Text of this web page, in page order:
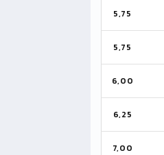
5,75
5,75
6,00
6,25
7,00